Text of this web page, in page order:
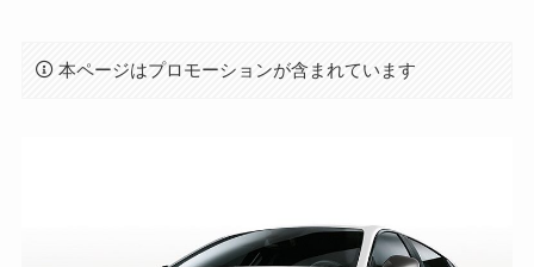
本ページはプロモーションが含まれています